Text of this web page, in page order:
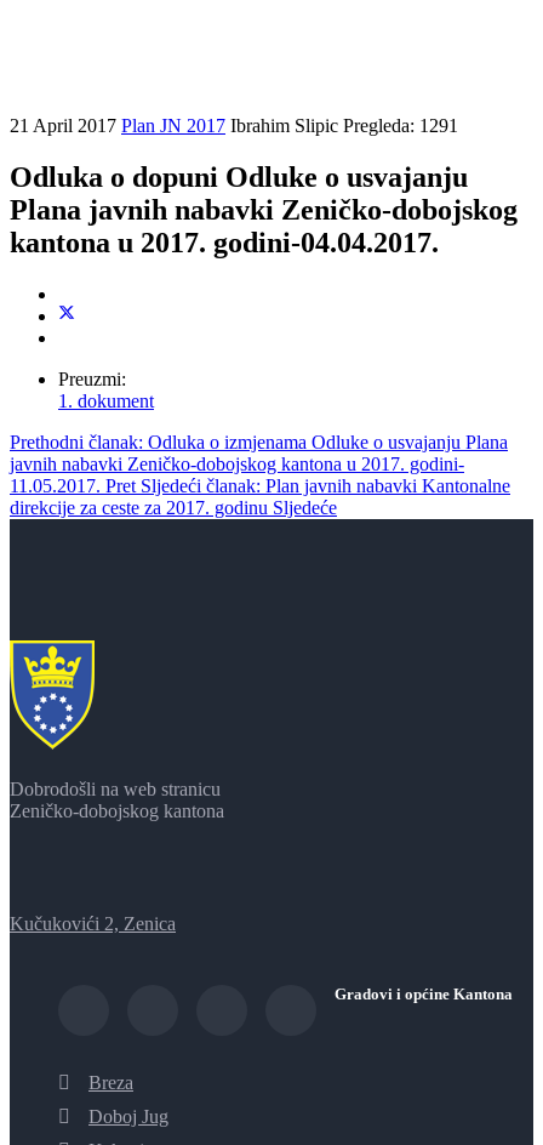
21 April 2017 Plan JN 2017 Ibrahim Slipic Pregleda: 1291
Odluka o dopuni Odluke o usvajanju
Plana javnih nabavki Zeničko-dobojskog
kantona u 2017. godini-04.04.2017.
Preuzmi:
1. dokument
Prethodni članak: Odluka o izmjenama Odluke o usvajanju Plana
javnih nabavki Zeničko-dobojskog kantona u 2017. godini-
11.05.2017. Pret Sljedeći članak: Plan javnih nabavki Kantonalne
direkcije za ceste za 2017. godinu Sljedeće
Dobrodošli na web stranicu
Zeničko-dobojskog kantona
Kučukovići 2, Zenica
Gradovi i općine Kantona
Breza
Doboj Jug